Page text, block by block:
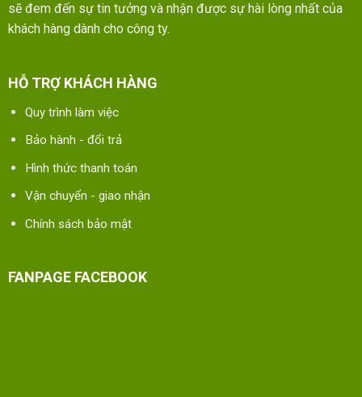
sẽ đem đến sự tin tưởng và nhận được sự hài lòng nhất của
khách hàng dành cho công ty.
HỖ TRỢ KHÁCH HÀNG
Quy trình làm việc
Bảo hành - đổi trả
Hình thức thanh toán
Vận chuyển - giao nhận
Chính sách bảo mật
FANPAGE FACEBOOK